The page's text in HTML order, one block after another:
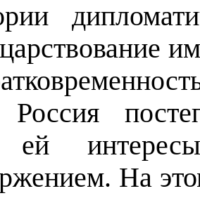
Россия
ей
На